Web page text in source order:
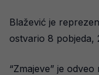
Blažević je
ostvario 8 pobjeda,
“Zmajeve” je